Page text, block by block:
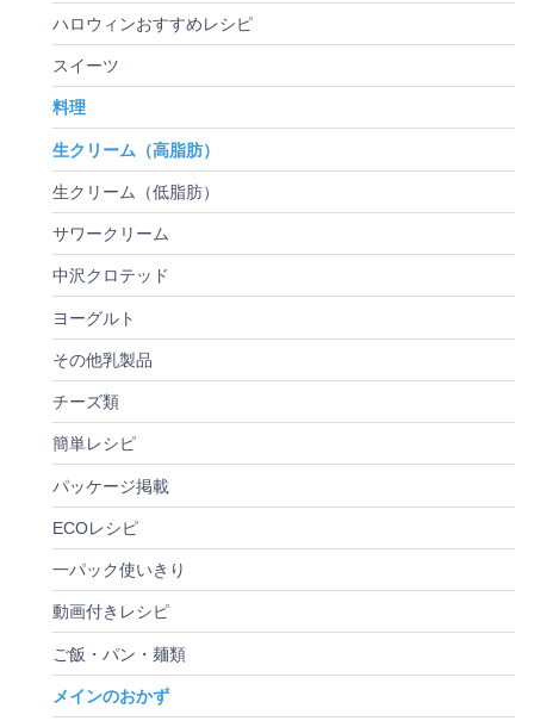
ハロウィンおすすめレシピ
スイーツ
料理
生クリーム（高脂肪）
生クリーム（低脂肪）
サワークリーム
中沢クロテッド
ヨーグルト
その他乳製品
チーズ類
簡単レシピ
パッケージ掲載
ECOレシピ
一パック使いきり
動画付きレシピ
ご飯・パン・麺類
メインのおかず